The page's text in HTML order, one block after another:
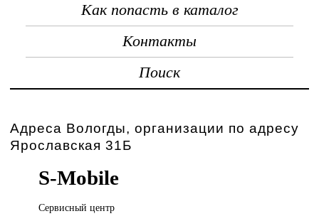
Как попасть в каталог
Контакты
Поиск
Адреса Вологды, организации по адресу
Ярославская 31Б
S-Mobile
Сервисный центр